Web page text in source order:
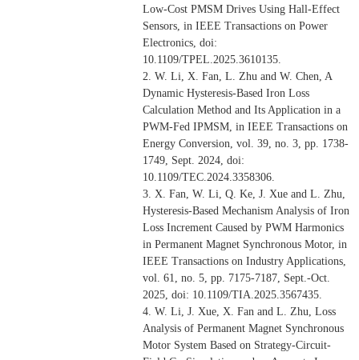
Low-Cost PMSM Drives Using Hall-Effect
Sensors, in IEEE Transactions on Power
Electronics, doi:
10.1109/TPEL.2025.3610135.
2. W. Li, X. Fan, L. Zhu and W. Chen, A
Dynamic Hysteresis-Based Iron Loss
Calculation Method and Its Application in a
PWM-Fed IPMSM, in IEEE Transactions on
Energy Conversion, vol. 39, no. 3, pp. 1738-
1749, Sept. 2024, doi:
10.1109/TEC.2024.3358306.
3. X. Fan, W. Li, Q. Ke, J. Xue and L. Zhu,
Hysteresis-Based Mechanism Analysis of Iron
Loss Increment Caused by PWM Harmonics
in Permanent Magnet Synchronous Motor, in
IEEE Transactions on Industry Applications,
vol. 61, no. 5, pp. 7175-7187, Sept.-Oct.
2025, doi: 10.1109/TIA.2025.3567435.
4. W. Li, J. Xue, X. Fan and L. Zhu, Loss
Analysis of Permanent Magnet Synchronous
Motor System Based on Strategy-Circuit-